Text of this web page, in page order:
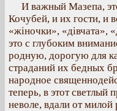
И важный Мазепа,
Кочубей, и их гости, и
«жіночки», «дівчата»,
это с глубоким
родную, дорогую для
страданий их бедных
народное
теперь, в этот светлый
неволе, вдали от